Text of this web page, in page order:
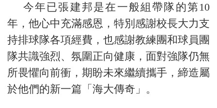
今年已張建邦是在一般組帶隊的第10
年，他心中充滿感恩，特別感謝校長大力支
持排球隊各項經費，也感謝教練團和球員團
隊共識強烈、氛圍正向健康，面對強隊仍無
所畏懼向前衝，期盼未來繼續攜手，締造屬
於他們的新一篇「海大傳奇」。